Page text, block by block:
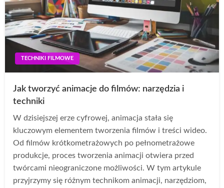
TECHNIKI FILMOWE
Jak tworzyć animacje do filmów: narzędzia i
techniki
W dzisiejszej erze cyfrowej, animacja stała się
kluczowym elementem tworzenia filmów i treści wideo.
Od filmów krótkometrażowych po pełnometrażowe
produkcje, proces tworzenia animacji otwiera przed
twórcami nieograniczone możliwości. W tym artykule
przyjrzymy się różnym technikom animacji, narzędziom,